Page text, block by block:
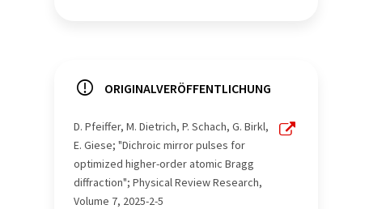
ORIGINALVERÖFFENTLICHUNG
D. Pfeiffer, M. Dietrich, P. Schach, G. Birkl,
E. Giese; "Dichroic mirror pulses for
optimized higher-order atomic Bragg
diffraction"; Physical Review Research,
Volume 7, 2025-2-5